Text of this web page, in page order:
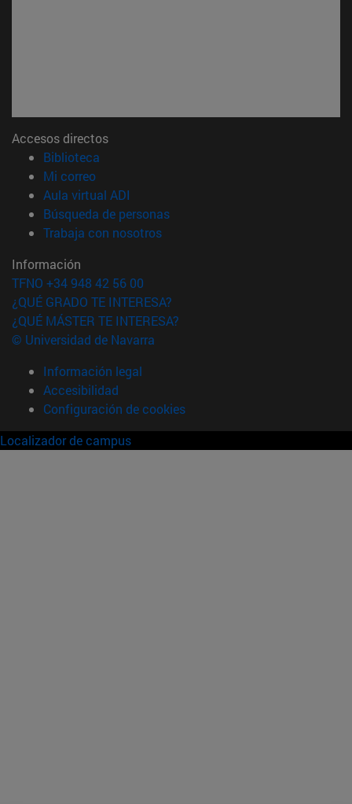
Accesos directos
Biblioteca
Mi correo(abre en nueva ventana)
Aula virtual ADI
Búsqueda de personas(abre en nueva ventana)
Trabaja con nosotros(abre en nueva ventana)
Información
TFNO +34 948 42 56 00
¿QUÉ GRADO TE INTERESA?
¿QUÉ MÁSTER TE INTERESA?
© Universidad de Navarra
Información legal
Accesibilidad
Configuración de cookies
Localizador de campus